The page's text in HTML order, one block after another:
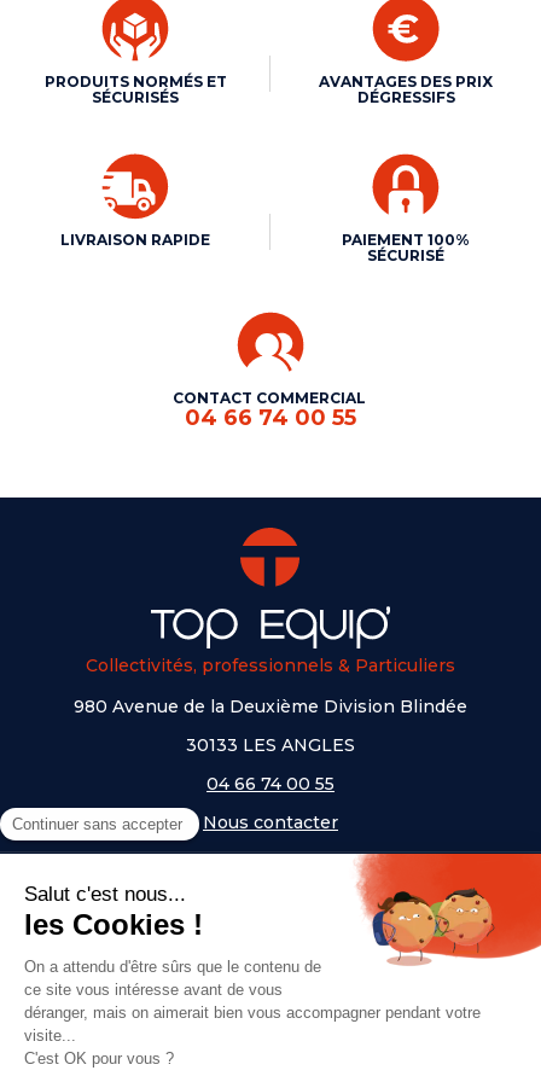
PRODUITS NORMÉS ET
SÉCURISÉS
AVANTAGES DES PRIX
DÉGRESSIFS
LIVRAISON RAPIDE
PAIEMENT 100%
SÉCURISÉ
CONTACT COMMERCIAL
04 66 74 00 55
Collectivités, professionnels & Particuliers
980 Avenue de la Deuxième Division Blindée
30133 LES ANGLES
04 66 74 00 55
Nous contacter
NOS UNIVERS